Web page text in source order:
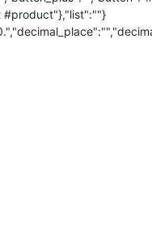
#product"},"list":""}